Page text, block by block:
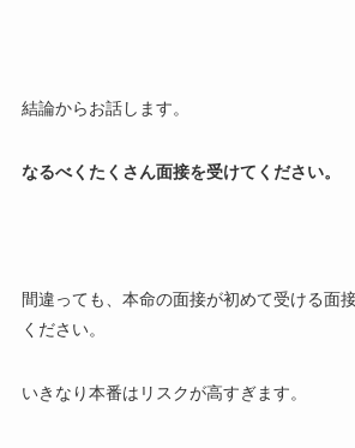
結論からお話します。
なるべくたくさん面接を受けてください。
間違っても、本命の面接が初めて受ける面
ください。
いきなり本番はリスクが高すぎます。